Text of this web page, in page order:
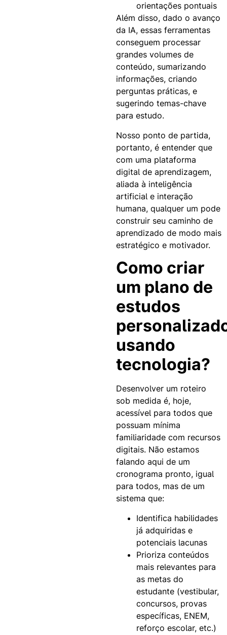
orientações pontuais
Além disso, dado o avanço
da IA, essas ferramentas
conseguem processar
grandes volumes de
conteúdo, sumarizando
informações, criando
perguntas práticas, e
sugerindo temas-chave
para estudo.
Nosso ponto de partida,
portanto, é entender que
com uma plataforma
digital de aprendizagem,
aliada à inteligência
artificial e interação
humana, qualquer um pode
construir seu caminho de
aprendizado de modo mais
estratégico e motivador.
Como criar
um plano de
estudos
usando
tecnologia?
Desenvolver um roteiro
sob medida é, hoje,
acessível para todos que
possuam mínima
familiaridade com recursos
digitais. Não estamos
falando aqui de um
cronograma pronto, igual
para todos, mas de um
sistema que:
Identifica habilidades
já adquiridas e
potenciais lacunas
Prioriza conteúdos
mais relevantes para
as metas do
estudante (vestibular,
concursos, provas
específicas, ENEM,
reforço escolar, etc.)